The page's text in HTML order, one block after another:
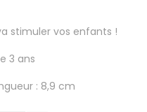
stimuler vos enfants !
3 ans
: 8,9 cm